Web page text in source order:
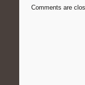
Comments are